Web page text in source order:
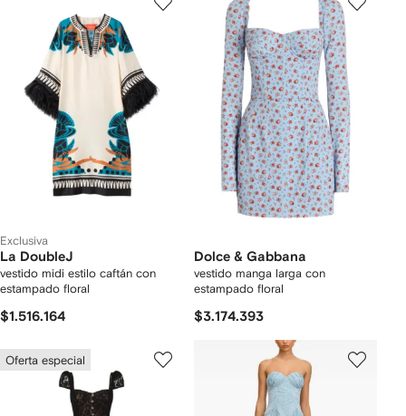
Exclusiva
La DoubleJ
vestido midi estilo caftán con
estampado floral
$1.516.164
Dolce & Gabbana
vestido manga larga con
estampado floral
$3.174.393
Oferta especial